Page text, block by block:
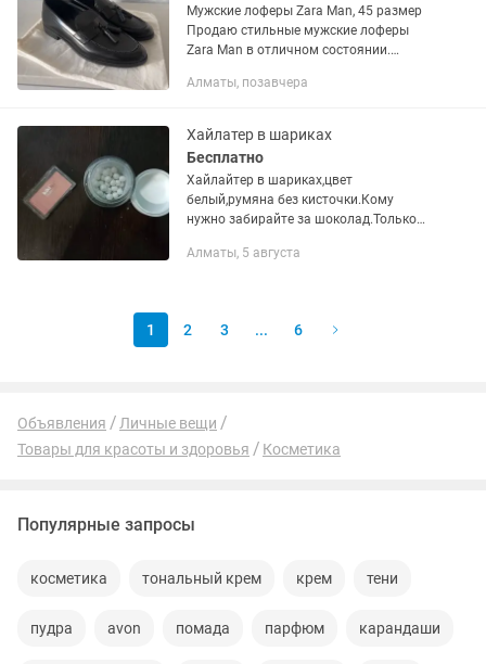
Мужские лоферы Zara Man, 45 размер
Продаю стильные мужские лоферы
Zara Man в отличном состоянии.
практически как новые.
Zara...
Алматы, позавчера
Хайлатер в шариках
Бесплатно
Хайлайтер в шариках,цвет
белый,румяна без кисточки.Кому
нужно забирайте за шоколад.Только
Алматы, 5 августа
1 2 3 ... 6
Объявления
Личные вещи
Товары для красоты и здоровья
Косметика
Популярные запросы
косметика тональный крем крем тени
пудра avon помада парфюм карандаши